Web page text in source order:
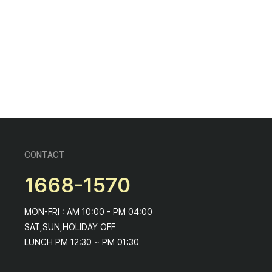
CONTACT
1668-1570
MON-FRI : AM 10:00 - PM 04:00
SAT,SUN,HOLIDAY OFF
LUNCH PM 12:30 ~ PM 01:30